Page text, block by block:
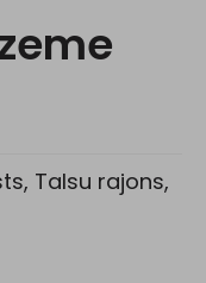
Talsu rajons,